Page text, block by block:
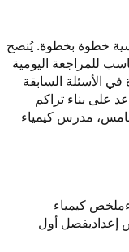
فهم المحاور الأساسية خطوة بخطوة. يُنصح
للمراجعة اليومية
الأسئلة السابقة
على بناء تراكم
سادس إعدادي 2027 ملخص، ملخص كيمياء الفصل الخامس، مدرس كيمياء
ملخص كيمياء
فصل أول